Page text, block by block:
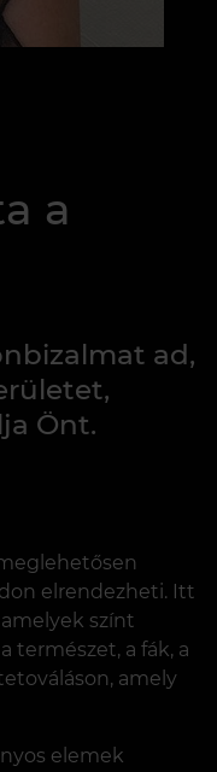
a
ad,
Önt.
elrendezheti. Itt
színt
természet, a fák, a
amely
elemek